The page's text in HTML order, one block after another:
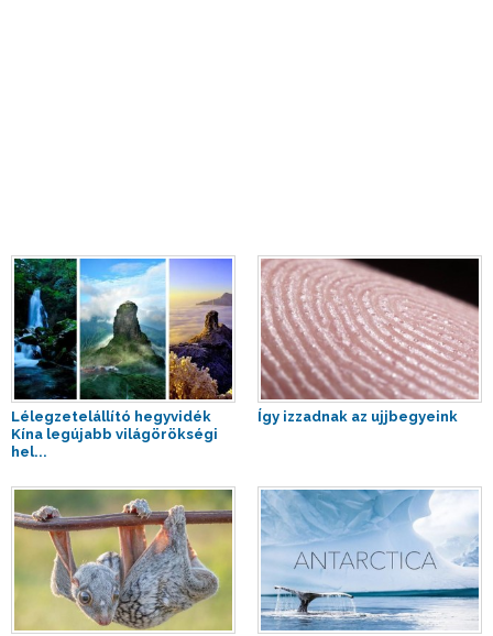
Lélegzetelállító hegyvidék
Kína legújabb világörökségi
hel...
Így izzadnak az ujjbegyeink